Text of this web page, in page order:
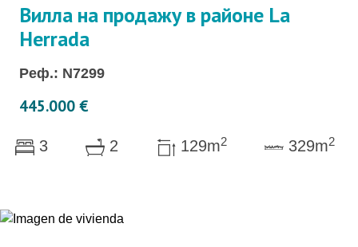
Вилла на продажу в районе La
Herrada
Реф.: N7299
445.000 €
3 2 129m2 329m2